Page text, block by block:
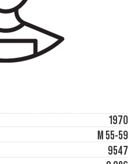
1970
М 55-59
9547